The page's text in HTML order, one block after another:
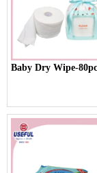
Baby Dry Wipe-